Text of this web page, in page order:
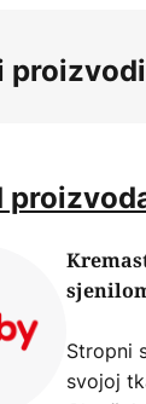
proizvodi
Stropni
svojoj